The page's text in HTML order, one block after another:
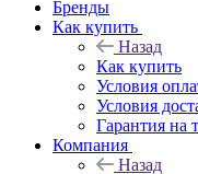
Бренды
Как купить
Назад
Как купить
Условия
Условия
Гарантия на
Компания
Назад